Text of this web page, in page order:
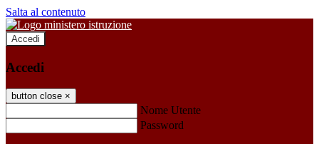
Salta al contenuto
Accedi
Accedi
button close ×
Nome Utente
Password